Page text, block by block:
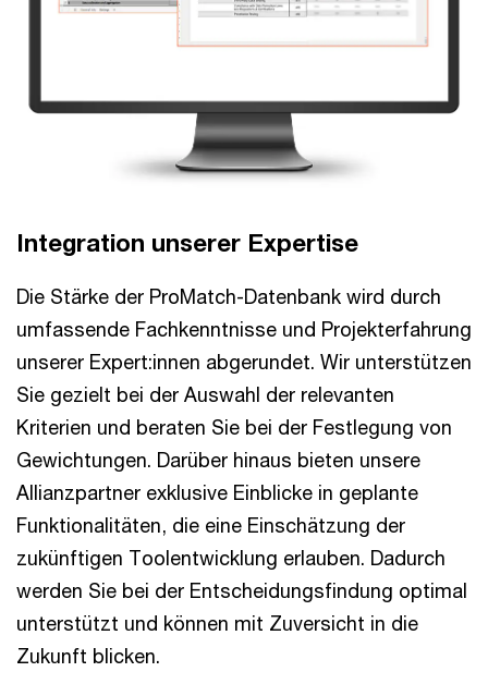
Integration unserer Expertise
Die Stärke der ProMatch-Datenbank wird durch
umfassende Fachkenntnisse und Projekterfahrung
unserer Expert:innen abgerundet. Wir unterstützen
Sie gezielt bei der Auswahl der relevanten
Kriterien und beraten Sie bei der Festlegung von
Gewichtungen. Darüber hinaus bieten unsere
Allianzpartner exklusive Einblicke in geplante
Funktionalitäten, die eine Einschätzung der
zukünftigen Toolentwicklung erlauben. Dadurch
werden Sie bei der Entscheidungsfindung optimal
unterstützt und können mit Zuversicht in die
Zukunft blicken.